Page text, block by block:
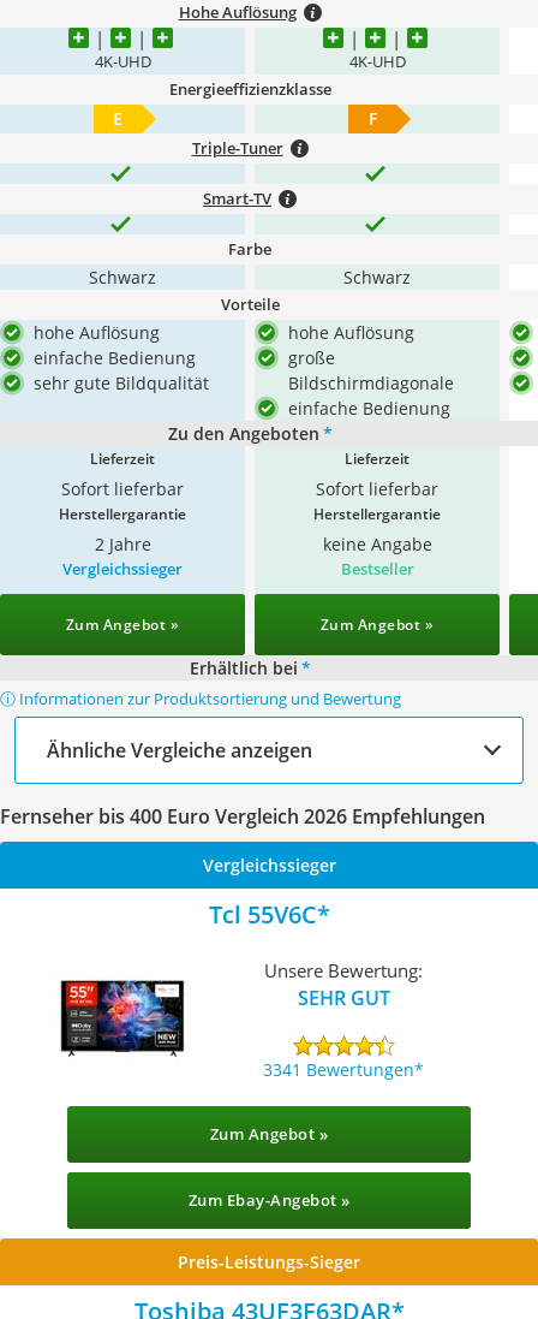
Hohe Auflösung
4K-UHD 4K-UHD
Energieeffizienzklasse
E F
Triple-Tuner
Smart-TV
Farbe
Schwarz Schwarz
Vorteile
hohe Auflösung
einfache Bedienung
sehr gute Bildqualität
hohe Auflösung
große
Bildschirmdiagonale
einfache Bedienung
Zu den Angeboten *
Lieferzeit
Sofort lieferbar
Lieferzeit
Sofort lieferbar
Herstellergarantie
2 Jahre
Herstellergarantie
keine Angabe
Vergleichssieger
Zum Angebot »
Bestseller
Zum Angebot »
Erhältlich bei *
ⓘ Informationen zur Produktsortierung und Bewertung
Ähnliche Vergleiche anzeigen
Fernseher bis 400 Euro Vergleich 2026 Empfehlungen
Vergleichssieger
Tcl 55V6C
Unsere Bewertung:
SEHR GUT
3341 Bewertungen
Zum Angebot »
Zum Ebay-Angebot »
Preis-Leistungs-Sieger
Toshiba 43UF3F63DAR